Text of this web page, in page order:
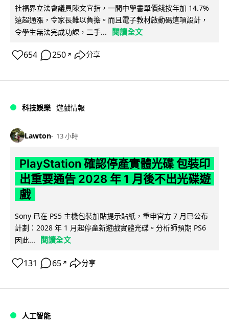
社福界立法會議員陳文宜指，一間中學書單價錢按年加 14.7%
遠超通漲，令家長難以負擔。而且電子教材啟動碼這項設計，
令學生無法完成功課，二手...
閱讀全文
654 250 ↗ 分享
科技娛樂 遊戲情報
Lawton 13 小時
PlayStation 確認停產實體光碟 包裝印
出重要通告 2028 年 1 月後不出光碟遊
戲
Sony 已在 PS5 主機包裝加貼提示貼紙，重申官方 7 月已公布
計劃：2028 年 1 月起停產新遊戲實體光碟。分析師預期 PS6
因此...
閱讀全文
131 65 ↗ 分享
人工智能